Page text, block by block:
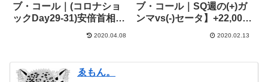
ブ・コール｜(コロナショ
ックDay29-31)安倍首相、
2020.04.08
ブ・コール｜SQ週の(+)ガ
ンマvs(-)セータ】+22,000
2020.02.13
ゑもん。